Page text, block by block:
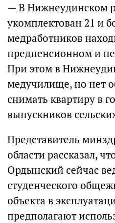
— В Нижнеудинском
укомплектован 21 и
медработников
предпенсионном и
При этом в
медучилище, но нет
снимать квартиру в
выпускников
Представитель
области рассказал,
Ордынский сейчас
студенческого
объекта в
предполагают